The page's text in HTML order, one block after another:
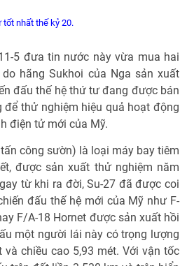
nhất thế kỷ 20.
5 đưa tin nước này vừa mua hai
hãng Sukhoi của Nga sản xuất
đấu thế hệ thứ tư đang được bán
thử nghiệm hiệu quả hoạt động
điện tử mới của Mỹ.
công sườn) là loại máy bay tiêm
được sản xuất thử nghiệm năm
từ khi ra đời, Su-27 đã được coi
đấu thế hệ mới của Mỹ như F-
F/A-18 Hornet được sản xuất hồi
một người lái này có trọng lượng
chiều cao 5,93 mét. Với vận tốc